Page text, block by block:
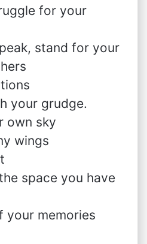
for your
stand for your
your grudge.
own sky
wings
space you have
your memories